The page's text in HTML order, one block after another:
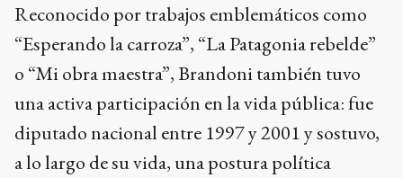
Reconocido por trabajos emblemáticos como
“Esperando la carroza”, “La Patagonia rebelde”
o “Mi obra maestra”, Brandoni también tuvo
una activa participación en la vida pública: fue
diputado nacional entre 1997 y 2001 y sostuvo,
a lo largo de su vida, una postura política